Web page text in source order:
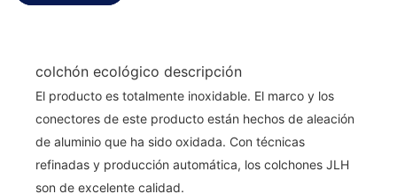
colchón ecológico descripción
El producto es totalmente inoxidable. El marco y los
conectores de este producto están hechos de aleación
de aluminio que ha sido oxidada. Con técnicas
refinadas y producción automática, los colchones JLH
son de excelente calidad.